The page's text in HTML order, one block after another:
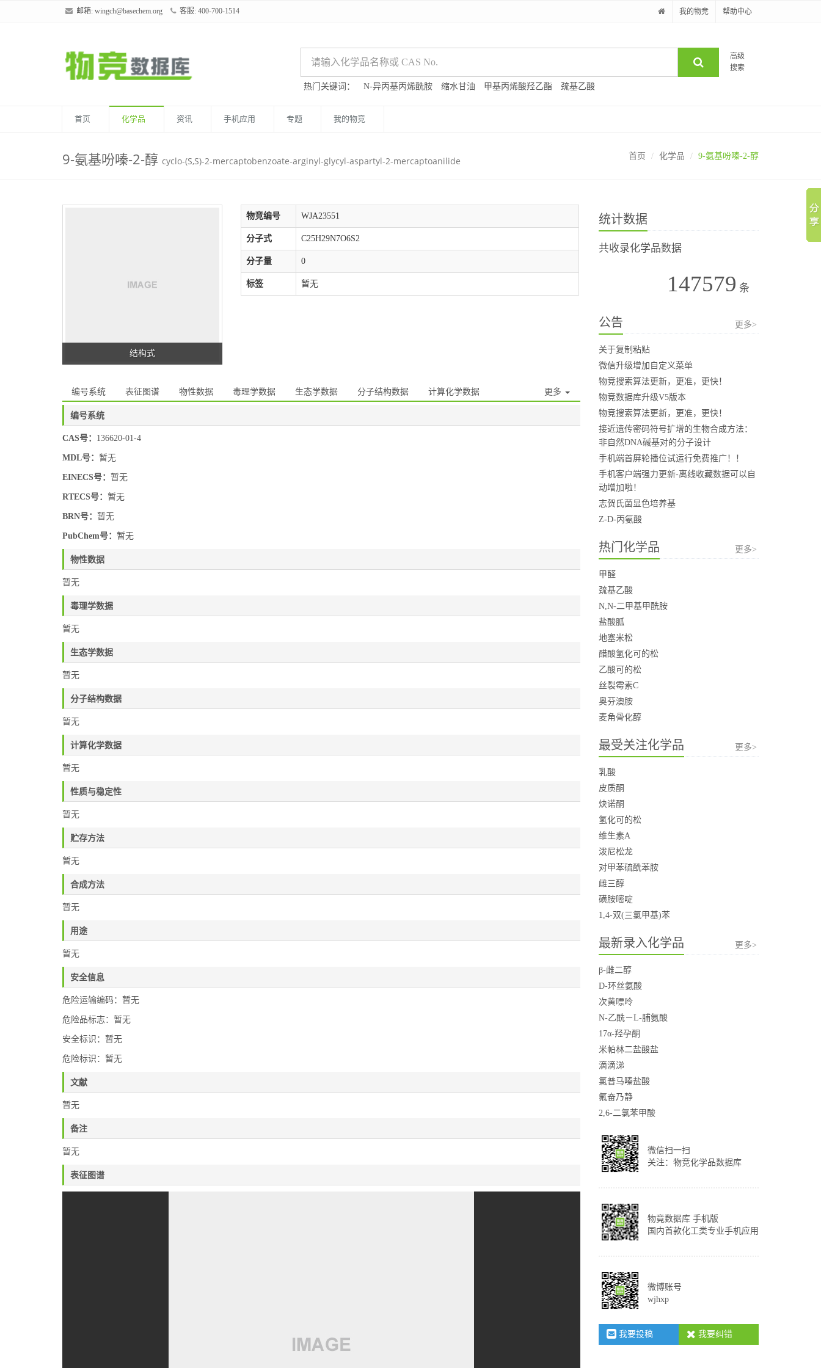
邮箱: wingch@basechem.org 客服: 400-700-1514 我的物竞 帮助中心
高级
搜索
热门关键词： N-异丙基丙烯酰胺 缩水甘油 甲基丙烯酸羟乙酯 巯基乙酸
首页 化学品 资讯 手机应用 专题 我的物竞
9-氨基吩嗪-2-醇 cyclo-(S,S)-2-mercaptobenzoate-arginyl-glycyl-aspartyl-2-mercaptoanilide 首页 化学品 9-氨基吩嗪-2-醇
结构式
物竞编号 WJA23551
分子式 C25H29N7O6S2
分子量 0
标签 暂无
编号系统 表征图谱 物性数据 毒理学数据 生态学数据 分子结构数据 计算化学数据 更多
编号系统
CAS号： 136620-01-4
MDL号： 暂无
EINECS号： 暂无
RTECS号： 暂无
BRN号： 暂无
PubChem号： 暂无
物性数据
暂无
毒理学数据
暂无
生态学数据
暂无
分子结构数据
暂无
计算化学数据
暂无
性质与稳定性
暂无
贮存方法
暂无
合成方法
暂无
用途
暂无
安全信息
危险运输编码：暂无
危险品标志：暂无
安全标识：暂无
危险标识：暂无
文献
暂无
备注
暂无
表征图谱
统计数据
共收录化学品数据
147579 条
公告 更多>
关于复制粘贴
微信升级增加自定义菜单
物竞搜索算法更新，更准，更快！
物竞数据库升级V5版本
物竞搜索算法更新，更准，更快！
接近遗传密码符号扩增的生物合成方法：
非自然DNA碱基对的分子设计
手机端首屏轮播位试运行免费推广！！
手机客户端强力更新-离线收藏数据可以自
动增加啦！
志贺氏菌显色培养基
Z-D-丙氨酸
热门化学品 更多>
甲醛
巯基乙酸
N,N-二甲基甲酰胺
盐酸胍
地塞米松
醋酸氢化可的松
乙酸可的松
丝裂霉素C
奥芬澳胺
麦角骨化醇
最受关注化学品 更多>
乳酸
皮质酮
炔诺酮
氢化可的松
维生素A
泼尼松龙
对甲苯硫酰苯胺
雌三醇
磺胺嘧啶
1,4-双(三氯甲基)苯
最新录入化学品 更多>
β-雌二醇
D-环丝氨酸
次黄嘌呤
N-乙酰－L-脯氨酸
17α-羟孕酮
米帕林二盐酸盐
滴滴涕
氯普马嗪盐酸
氟奋乃静
2,6-二氯苯甲酸
微信扫一扫
关注：物竞化学品数据库
物竟数据库 手机版
国内首款化工类专业手机应用
微博账号
wjhxp
我要投稿 我要纠错